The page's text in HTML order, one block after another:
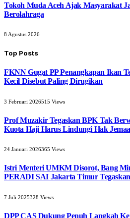
Tokoh Muda Aceh Ajak Masyarakat
Berolahraga
8 Agustus 2026
Top Posts
FKNN Gugat PP Penangkapan Ikan
Kecil Disebut Paling Dirugikan
3 Februari 2026515 Views
Prof Muzakir Tegaskan BPK Tak
Kuota Haji Harus Lindungi Hak
24 Januari 2026365 Views
Istri Menteri UMKM Disorot, Bang
PERADI SAI Jakarta Timur
7 Juli 2025328 Views
DPP CAS Dukung Penuh Langkah